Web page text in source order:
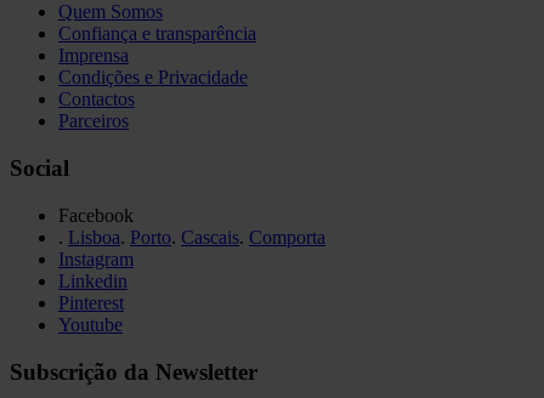
Quem Somos
Confiança e transparência
Imprensa
Condições e Privacidade
Contactos
Parceiros
Social
Facebook
. Lisboa. Porto. Cascais. Comporta
Instagram
Linkedin
Pinterest
Youtube
Subscrição da Newsletter